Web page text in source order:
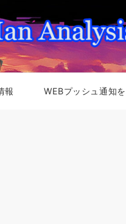
報 WEBプッシュ通知